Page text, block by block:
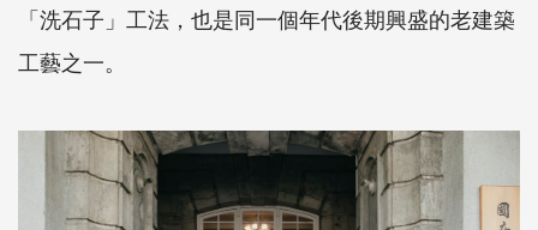
「洗石子」工法，也是同一個年代後期興盛的老建築
工藝之一。